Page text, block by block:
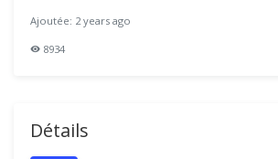
Ajoutée: 2 years ago
8934
Détails